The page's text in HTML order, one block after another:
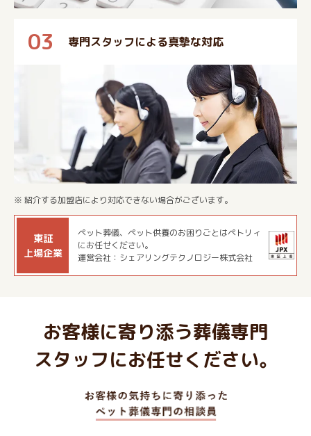
03 専門スタッフによる真摯な対応
※ 紹介する加盟店により対応できない場合がございます。
東証
上場企業
ペット葬儀、ペット供養のお困りごとはペトリィ
にお任せください。
運営会社：シェアリングテクノロジー株式会社
お客様に寄り添う葬儀専門
スタッフにお任せください。